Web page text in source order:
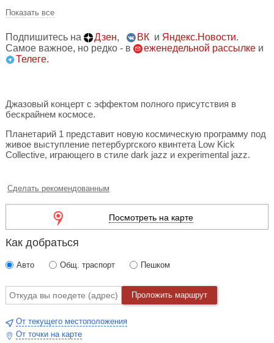
Показать все
Подпишитесь на Дзен, ВК и Яндекс.Новости.
Самое важное, но редко - в
еженедельной рассылке и
Телеге.
Джазовый концерт с эффектом полного присутствия в
бескрайнем космосе.
Планетарий 1 представит новую космическую программу под
живое выступление петербургского квинтета Low Kick
Collective, играющего в стиле dark jazz и experimental jazz.
Сделать рекомендованным
Посмотреть на карте
Как добраться
Авто Общ. траспорт Пешком
Проложить маршрут
От текущего местоположения
От точки на карте